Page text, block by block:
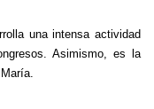
una intensa actividad
Asimismo, es la